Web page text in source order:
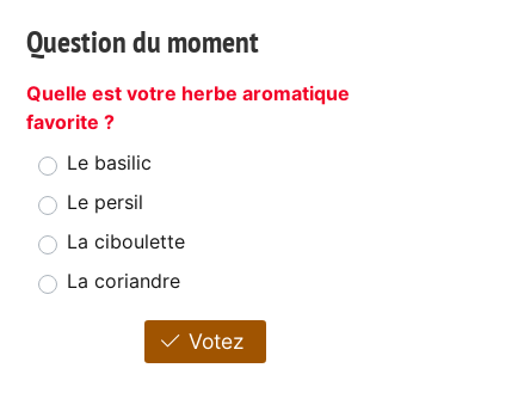
Question du moment
Quelle est votre herbe aromatique
favorite ?
Le basilic
Le persil
La ciboulette
La coriandre
Votez